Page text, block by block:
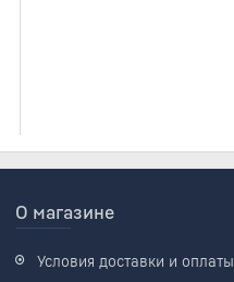
О магазине
Условия доставки и оплаты